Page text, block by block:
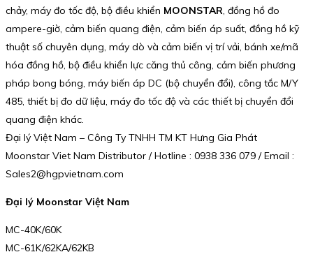
chảy, máy đo tốc độ, bộ điều khiển MOONSTAR, đồng hồ đo
ampere-giờ, cảm biến quang điện, cảm biến áp suất, đồng hồ kỹ
thuật số chuyên dụng, máy dò và cảm biến vị trí vải, bánh xe/mã
hóa đồng hồ, bộ điều khiển lực căng thủ công, cảm biến phương
pháp bong bóng, máy biến áp DC (bộ chuyển đổi), công tắc M/Y
485, thiết bị đo dữ liệu, máy đo tốc độ và các thiết bị chuyển đổi
quang điện khác.
Đại lý Việt Nam – Công Ty TNHH TM KT Hưng Gia Phát
Moonstar Viet Nam Distributor / Hotline : 0938 336 079 / Email :
Sales2@hgpvietnam.com
Đại lý Moonstar Việt Nam
MC-40K/60K
MC-61K/62KA/62KB